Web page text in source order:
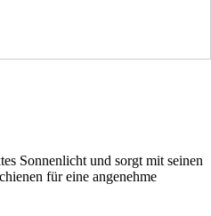
Sonnenlicht und sorgt mit seinen
für eine angenehme